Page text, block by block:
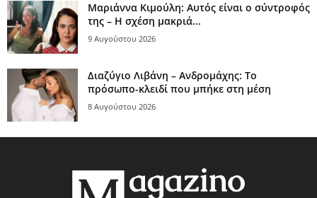
Μαριάννα Κιμούλη: Αυτός είναι ο σύντροφός
της – Η σχέση μακριά...
9 Αυγούστου 2026
Διαζύγιο Λιβάνη – Ανδρομάχης: Το
πρόσωπο-κλειδί που μπήκε στη μέση
8 Αυγούστου 2026